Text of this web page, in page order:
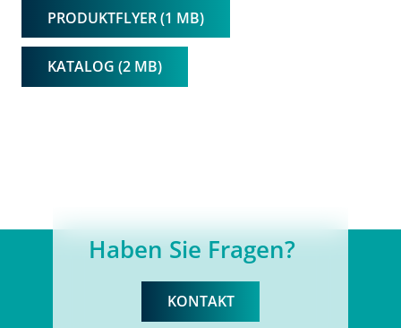
PRODUKTFLYER (1 MB)
KATALOG (2 MB)
Haben Sie Fragen?
KONTAKT